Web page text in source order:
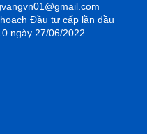
Đầu tư cấp lần đầu
ngày 27/06/2022